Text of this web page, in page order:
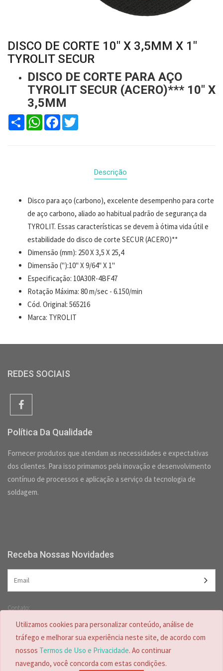
DISCO DE CORTE 10" X 3,5MM X 1"
TYROLIT SECUR
DISCO DE CORTE PARA AÇO
TYROLIT SECUR (ACERO)*** 10" X
3,5MM
Compartilhar
WhatsAppFacebook
Twitter
Descrição
Disco para aço (carbono), excelente desempenho para corte
de aço carbono, aliado ao habitual padrão de segurança da
TYROLIT. Essas características se devem à ótima vida útil e
estabilidade do disco de corte SECUR (ACERO)**
Dimensão (mm): 250 X 3,5 X 25,4
Dimensão ("):10" X 9/64" X 1"
Especificação: 10A30R-4BF47
Rotação Máxima: 80 m/sec - 6.150/min
Cód. Original: 565216
Marca: TYROLIT
REDES SOCIAIS
Política Da Qualidade
Fornecer produtos que atendam as necessidades e expectativas
dos clientes. Para isso primamos pela inovação e desenvolvimento
contínuo de processos e aplicação a serviço da tecnologia de
soldagem.
Receba Nossas Novidades
Contato:
(47) 99728-4635
Utilizamos cookies para personalizar conteúdo, análise de
tráfego e melhorar sua experiência neste site, de acordo com
nossos Termos de Uso e Privacidade. Ao continuar
navegando, você concorda com estas condições.